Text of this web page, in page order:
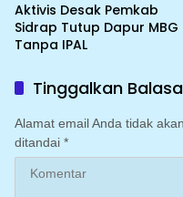
Aktivis Desak Pemkab
Sidrap Tutup Dapur MBG
Tanpa IPAL
Tinggalkan
Alamat email Anda tidak
ditandai *